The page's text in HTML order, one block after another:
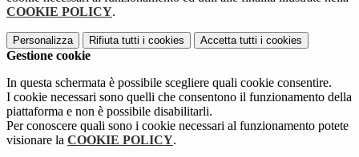
COOKIE POLICY.
Personalizza Rifiuta tutti i cookies Accetta tutti i cookies
Gestione cookie
In questa schermata è possibile scegliere quali cookie consentire.
I cookie necessari sono quelli che consentono il funzionamento della
piattaforma e non è possibile disabilitarli.
Per conoscere quali sono i cookie necessari al funzionamento potete
visionare la COOKIE POLICY.